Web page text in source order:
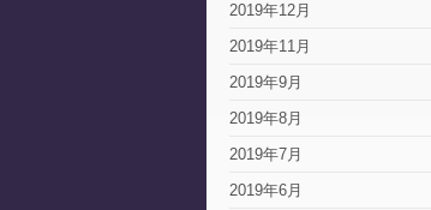
2019年12月
2019年11月
2019年9月
2019年8月
2019年7月
2019年6月